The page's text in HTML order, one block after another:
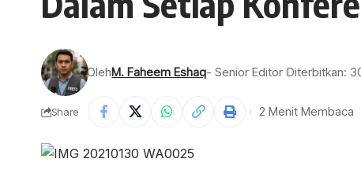
OlehM. Faheem Eshaq- Senior Editor Diterbitkan:
Share 2 Menit Membaca